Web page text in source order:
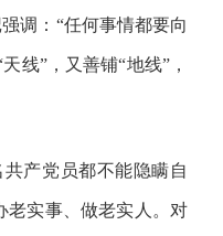
调： “任何事情都要向
线”，又善铺“地线”，
产党员都不能隐瞒自
老实事、做老实人。对